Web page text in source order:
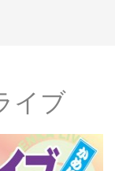
イブ